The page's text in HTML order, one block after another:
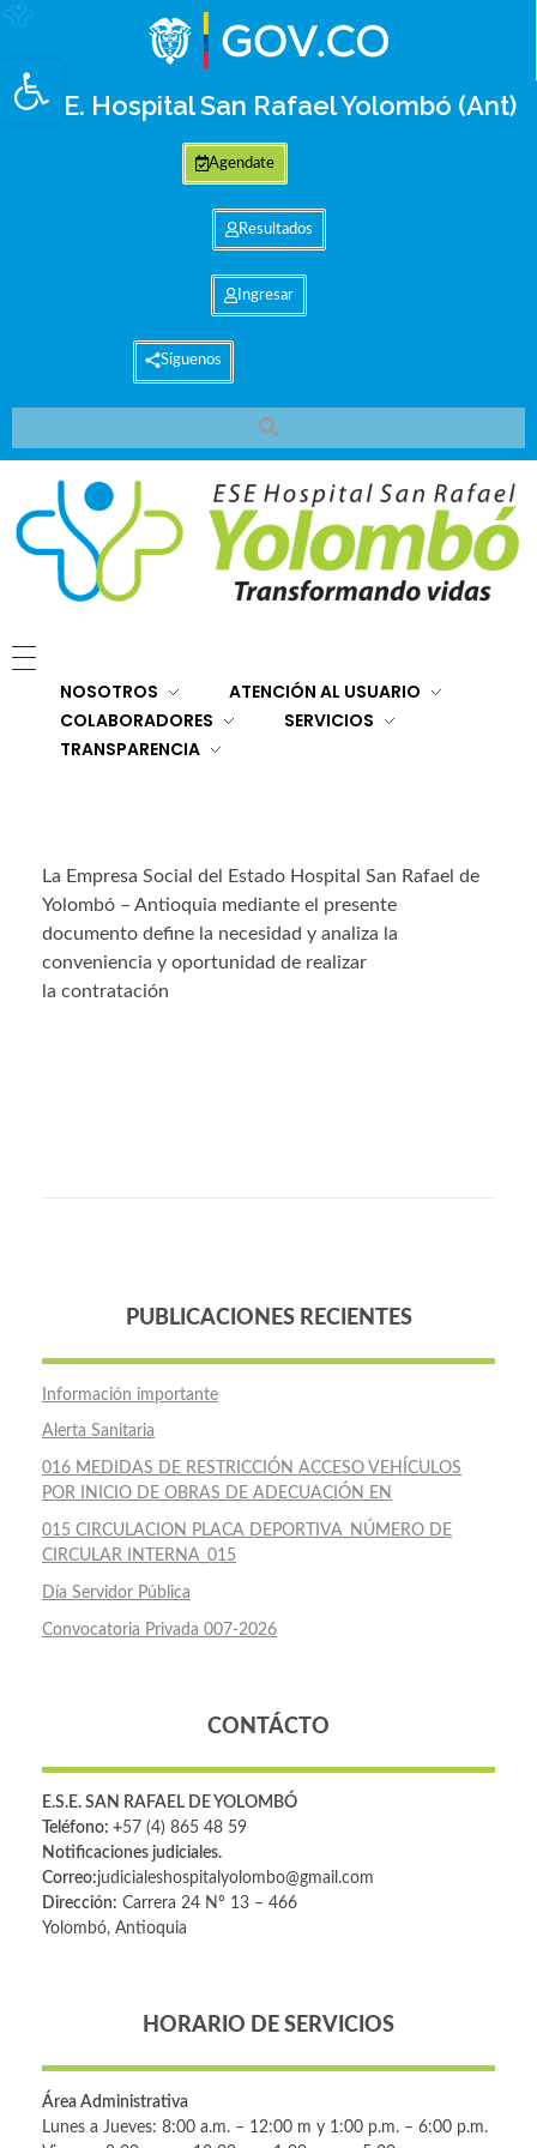
Abrir barra de herramientas
E.S.E. Hospital San Rafael Yolombó (Ant)
Agendate
Resultados
Ingresar
Síguenos
NOSOTROS
ATENCIÓN AL USUARIO
COLABORADORES
SERVICIOS
TRANSPARENCIA
La Empresa Social del Estado Hospital San Rafael de
Yolombó – Antioquia mediante el presente
documento define la necesidad y analiza la
conveniencia y oportunidad de realizar
la contratación
PUBLICACIONES RECIENTES
Información importante
Alerta Sanitaria
016 MEDIDAS DE RESTRICCIÓN ACCESO VEHÍCULOS
POR INICIO DE OBRAS DE ADECUACIÓN EN
015 CIRCULACION PLACA DEPORTIVA_NÚMERO DE
CIRCULAR INTERNA_015
Día Servidor Pública
Convocatoria Privada 007-2026
CONTÁCTO
E.S.E. SAN RAFAEL DE YOLOMBÓ
Teléfono: +57 (4) 865 48 59
Notificaciones judiciales.
Correo:judicialeshospitalyolombo@gmail.com
Dirección: Carrera 24 Nº 13 – 466
Yolombó, Antioquia
HORARIO DE SERVICIOS
Área Administrativa
Lunes a Jueves: 8:00 a.m. – 12:00 m y 1:00 p.m. – 6:00 p.m.